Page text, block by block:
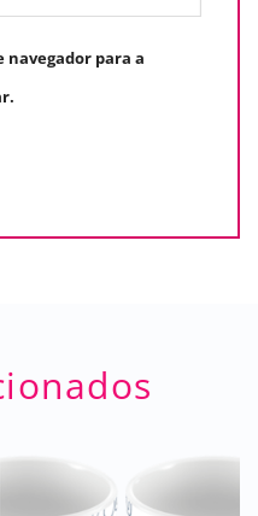
navegador para a